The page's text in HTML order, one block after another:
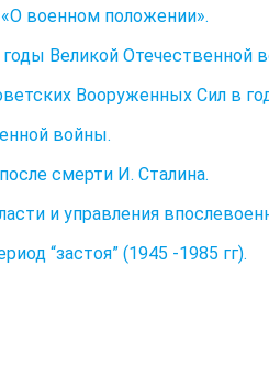
военном положении».
Великой Отечественной
Вооруженных Сил в
войны.
смерти И. Сталина.
и управления
“застоя” (1945 -1985 гг).